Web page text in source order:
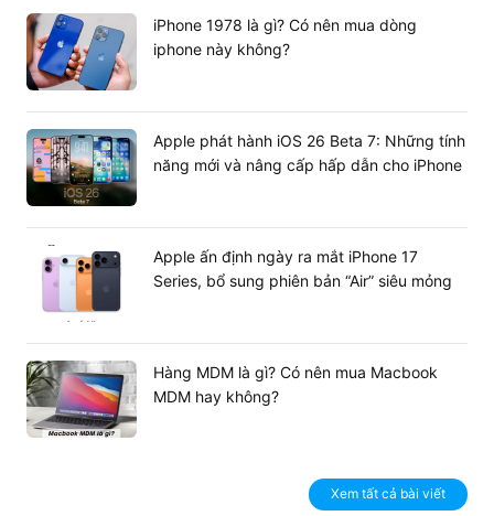
Camera trước 7MP có hỗ trợ quay phim 1080p, hỗ trợ
nghiệm chúng như một chiếc máy quay, máy ảnh để làm
vlog hằng ngày cũng vô cùng tiện lợi.
Dung lượng pin lớn cho 10 giờ lướt web
khi nó có thể hoạt động với wifi lên đến 10 giờ, 9 giờ khi
dùng mạng di động. Bạn có thể vô tư mang sản phẩm
này đi bất cứ đâu và sử dụng cả ngày chỉ sau một lần
sạc.
iPhone 1978 là gì? Có nên mua dòng
iphone này không?
Apple phát hành iOS 26 Beta 7: Những tính
năng mới và nâng cấp hấp dẫn cho iPhone
Apple ấn định ngày ra mắt iPhone 17
Series, bổ sung phiên bản “Air” siêu mỏng
Hàng MDM là gì? Có nên mua Macbook
MDM hay không?
Xem tất cả bài viết